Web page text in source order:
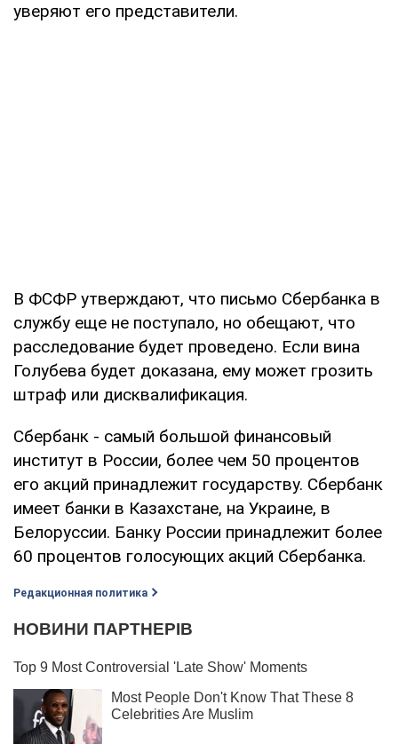
уверяют его представители.
В ФСФР утверждают, что письмо Сбербанка в
службу еще не поступало, но обещают, что
расследование будет проведено. Если вина
Голубева будет доказана, ему может грозить
штраф или дисквалификация.
Сбербанк - самый большой финансовый
институт в России, более чем 50 процентов
его акций принадлежит государству. Сбербанк
имеет банки в Казахстане, на Украине, в
Белоруссии. Банку России принадлежит более
60 процентов голосующих акций Сбербанка.
Редакционная политика